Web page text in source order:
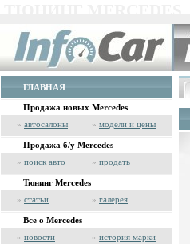
ГЛАВНАЯ
Продажа новых Mercedes
» автосалоны » модели и цены
Продажа б/у Mercedes
» поиск авто » продать
Тюнинг Mercedes
» статьи » галерея
Все о Mercedes
» новости » история марки